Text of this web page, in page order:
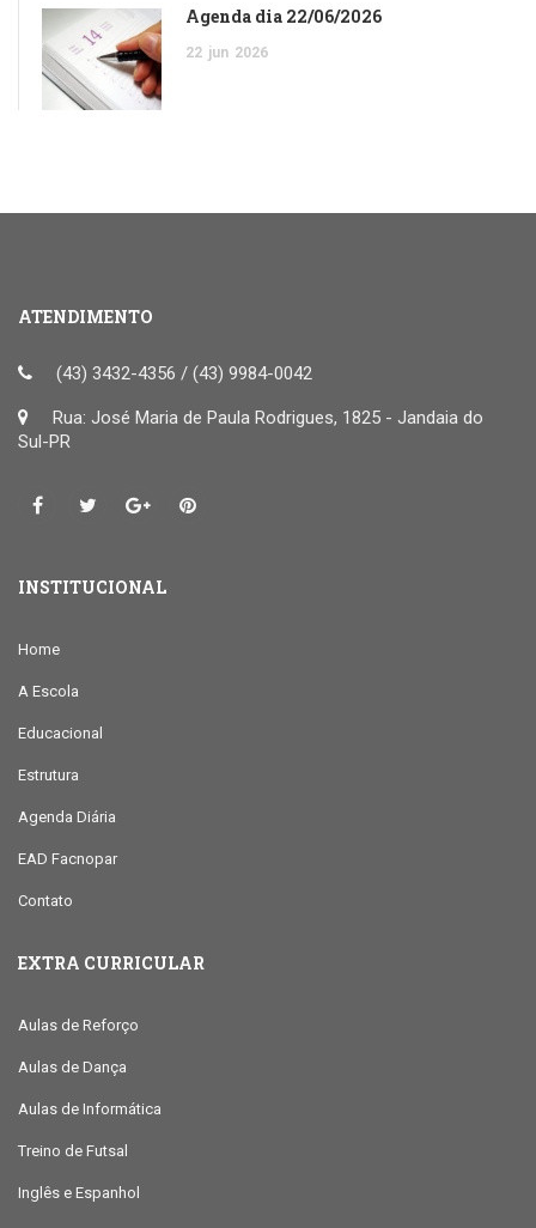
Agenda dia 22/06/2026
22 jun 2026
ATENDIMENTO
(43) 3432-4356 / (43) 9984-0042
Rua: José Maria de Paula Rodrigues, 1825 - Jandaia do
Sul-PR
INSTITUCIONAL
Home
A Escola
Educacional
Estrutura
Agenda Diária
EAD Facnopar
Contato
EXTRA CURRICULAR
Aulas de Reforço
Aulas de Dança
Aulas de Informática
Treino de Futsal
Inglês e Espanhol